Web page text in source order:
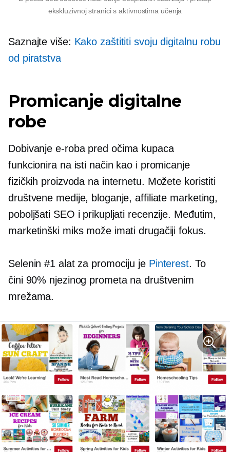
ekskluzivnoj stranici s aktivnostima učenja
Saznajte više: Kako zaštititi svoju digitalnu robu
od piratstva
Promicanje digitalne
robe
Dobivanjee-robapred očima kupaca
funkcionira na isti način kao i promicanje
fizičkih proizvoda na internetu. Možete koristiti
društvene medije, bloganje, affiliate marketing,
poboljšati SEO i prikupljati recenzije. Međutim,
marketinški miks može imati drugačiji fokus.
Selenin #1 alat za promociju je Pinterest. To
čini 90% njezinog prometa na društvenim
mrežama.